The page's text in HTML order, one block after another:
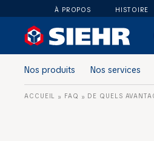
À PROPOS HISTOIRE
Nos produits Nos services
ACCUEIL » FAQ » DE QUELS